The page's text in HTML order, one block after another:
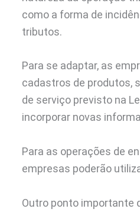
como a forma de
tributos.
Para se adaptar, as
cadastros de produtos,
de serviço previsto na
incorporar novas
Para as operações de
empresas poderão
Outro ponto importante